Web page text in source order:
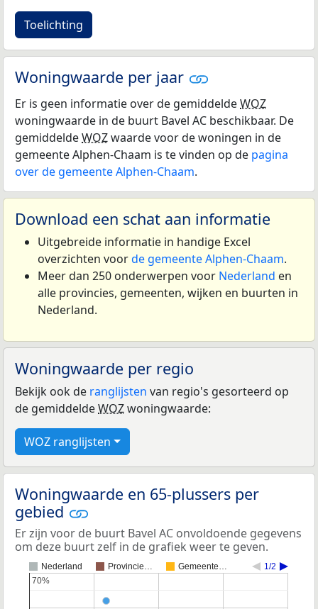
Toelichting
Woningwaarde per jaar
Er is geen informatie over de gemiddeldeWOZ
woningwaarde in de buurt Bavel AC beschikbaar. De
gemiddeldeWOZwaarde voor de woningen in de
gemeente Alphen-Chaam is te vinden op de pagina
over de gemeente Alphen-Chaam.
Download een schat aan informatie
Uitgebreide informatie in handige Excel
overzichten voorde gemeente Alphen-Chaam.
Meer dan 250 onderwerpen voor Nederland en
alle provincies, gemeenten, wijken en buurten in
Nederland.
Woningwaarde per regio
Bekijk ook de ranglijsten van regio's gesorteerd op
de gemiddeldeWOZwoningwaarde:
WOZ ranglijsten
Woningwaarde en 65-plussers per
gebied
Er zijn voor de buurt Bavel AC onvoldoende gegevens
om deze buurt zelf in de grafiek weer te geven.
Nederland Provincie… Gemeente… 1/2
70%
70%